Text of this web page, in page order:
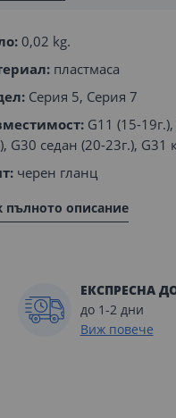
0,02 kg.
пластмаса
Серия 5, Серия 7
G11 (15-
G30 седан (20-23г.), G31
черен гланц
пълното описание
ЕКСПРЕСНА
до 1-2 дни
Виж повече